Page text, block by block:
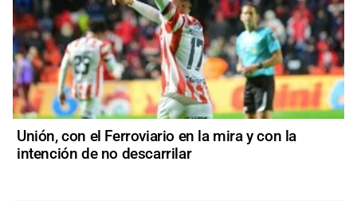
Unión, con el Ferroviario en la mira y con la
intención de no descarrilar